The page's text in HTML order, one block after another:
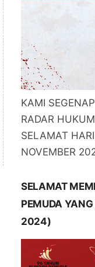
KAMI
RADAR
SELAMAT
NOVEMBER
SELAMAT
PEMUDA
2024)